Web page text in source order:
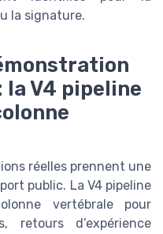
la signature.
V4 pipeline
réelles prennent une
public. La V4 pipeline
vertébrale pour
retours d’expérience